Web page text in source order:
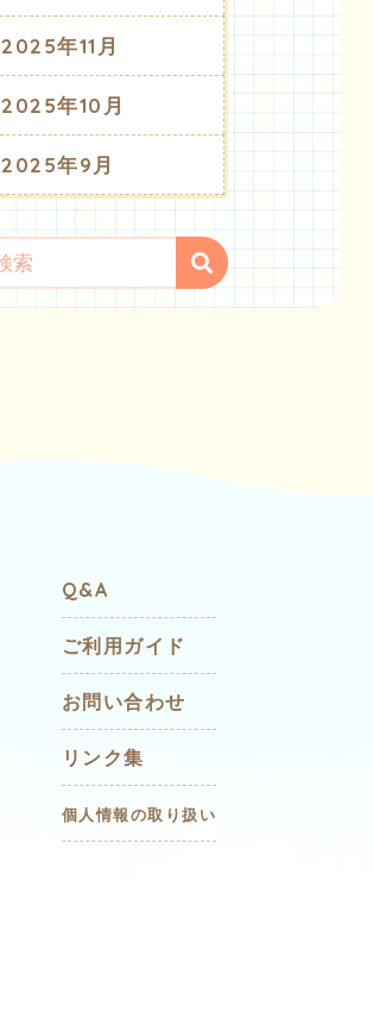
2025年11月
2025年10月
2025年9月
Q&A
ご利用ガイド
お問い合わせ
リンク集
個人情報の取り扱い